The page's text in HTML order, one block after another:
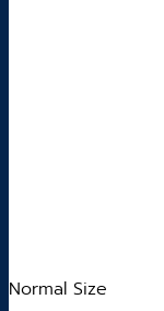
Normal Size